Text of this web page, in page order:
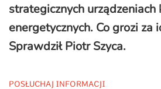
strategicznych urządzeniach
energetycznych. Co grozi za
Sprawdził Piotr Szyca.
POSŁUCHAJ INFORMACJI